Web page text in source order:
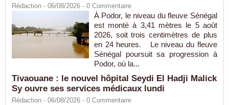
Rédaction - 06/08/2026 - 0 Commentaire
À Podor, le niveau du fleuve Sénégal
est monté à 3,41 mètres le 5 août
2026, soit trois centimètres de plus
en 24 heures. Le niveau du fleuve
Sénégal poursuit sa progression à
Podor, où la...
Tivaouane : le nouvel hôpital Seydi El Hadji Malick
Sy ouvre ses services médicaux lundi
Rédaction - 06/08/2026 - 0 Commentaire